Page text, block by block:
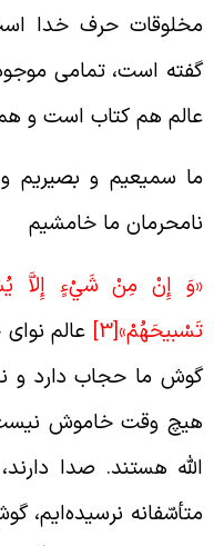
حرف خدا
است، تمامی
هم کتاب است و هم
سمیعیم و
ما خامشیم
إِنْ مِنْ شَيْ‏ءٍ إِلاَّ
[3]
عالم نوای
ما حجاب دارد و
وقت خاموش نیست.
هستند. صدا دارند،
نرسیده‌ایم،